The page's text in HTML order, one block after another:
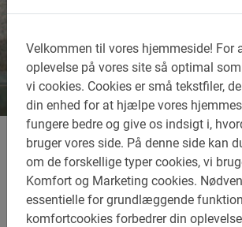
Velkommen til vores hjemmeside! For
oplevelse på vores site så optimal
vi cookies. Cookies er små tekstfiler,
din enhed for at hjælpe vores
fungere bedre og give os indsigt i,
bruger vores side. På denne side kan
om de forskellige typer cookies, vi
Komfort og Marketing cookies.
essentielle for grundlæggende
komfortcookies forbedrer din
Guidede
med Baja Bikes